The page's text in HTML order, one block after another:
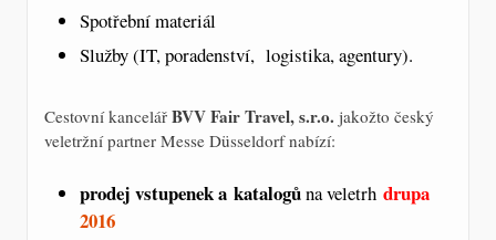
Spotřební materiál
Služby (IT, poradenství, logistika, agentury).
Cestovní kancelář BVV Fair Travel, s.r.o. jakožto český
veletržní partner Messe Düsseldorf nabízí:
prodej vstupenek a katalogůna veletrh drupa
2016